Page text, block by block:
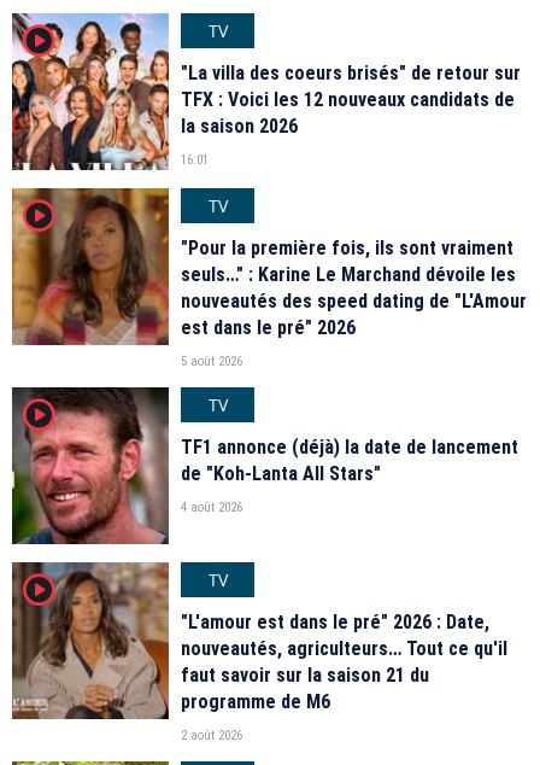
player2
TV
"La villa des coeurs brisés" de retour sur
TFX : Voici les 12 nouveaux candidats de
la saison 2026
16:01
player2
TV
"Pour la première fois, ils sont vraiment
seuls…" : Karine Le Marchand dévoile les
nouveautés des speed dating de "L'Amour
est dans le pré" 2026
5 août 2026
player2
TV
TF1 annonce (déjà) la date de lancement
de "Koh-Lanta All Stars"
4 août 2026
player2
TV
"L'amour est dans le pré" 2026 : Date,
nouveautés, agriculteurs… Tout ce qu'il
faut savoir sur la saison 21 du
programme de M6
2 août 2026